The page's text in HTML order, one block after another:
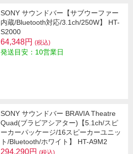
SONY サウンドバー【サブウーファー
内蔵/Bluetooth対応/3.1ch/250W】 HT-
S2000
64,348円 (税込)
発送目安：10営業日
SONY サウンドバー BRAVIA Theatre
Quad(ブラビアシアター)【5.1ch/スピ
ーカーパッケージ/16スピーカーユニッ
ト/Bluetooth/ホワイト】 HT-A9M2
294,290円